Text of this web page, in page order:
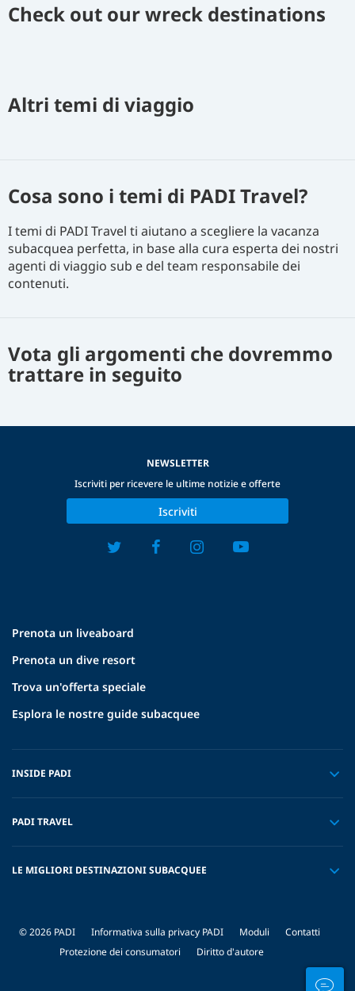
Check out our wreck destinations
Altri temi di viaggio
Cosa sono i temi di PADI Travel?
I temi di PADI Travel ti aiutano a scegliere la vacanza
subacquea perfetta, in base alla cura esperta dei nostri
agenti di viaggio sub e del team responsabile dei
contenuti.
Vota gli argomenti che dovremmo
trattare in seguito
Prenota un liveaboard
Prenota un dive resort
Trova un'offerta speciale
Esplora le nostre guide subacquee
INSIDE PADI
PADI TRAVEL
LE MIGLIORI DESTINAZIONI SUBACQUEE
NEWSLETTER
Iscriviti per ricevere le ultime notizie e offerte
Iscriviti
© 2026 PADI Informativa sulla privacy PADI Moduli
Contatti
Protezione dei consumatori
Diritto d'autore